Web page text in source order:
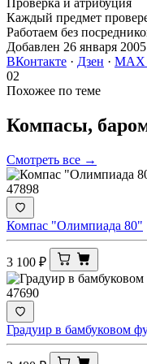
Каждый предмет
Работаем без
Добавлен 26 января 2005
ВКонтакте · Дзен · MAX
02
Похожее по теме
Компасы,
Смотреть все →
47898
Компас "Олимпиада 80"
3 100 ₽
47690
Градуир в бамбуковом